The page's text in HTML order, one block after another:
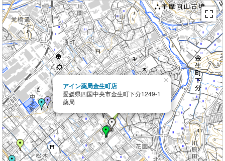
アイン薬局金生町店
愛媛県四国中央市金生町下分1249-1
薬局
×